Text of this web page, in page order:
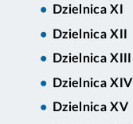
Dzielnica XI
Dzielnica XII
Dzielnica XIII
Dzielnica XIV
Dzielnica XV